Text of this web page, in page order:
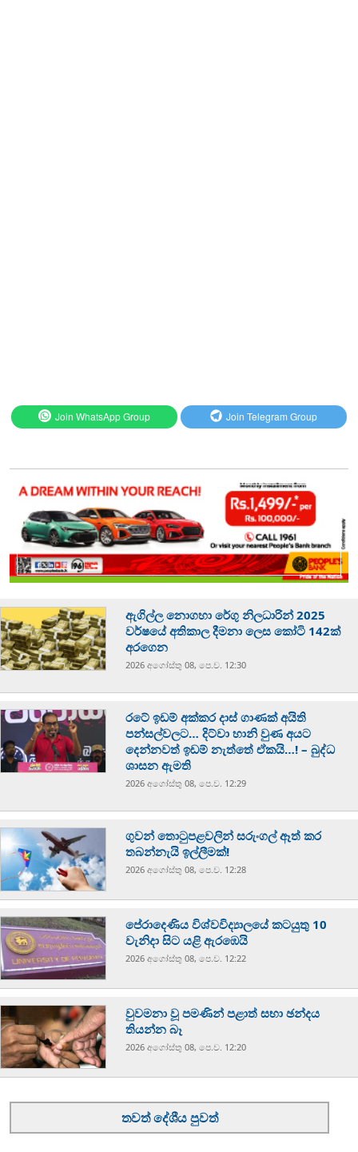
Join WhatsApp Group Join Telegram Group
ඇගිල්ල නොගහා රේගු නිලධාරින් 2025
වර්ෂයේ අතිකාල දීමනා ලෙස කෝටි 142ක්
අරගෙන
2026 අගෝස්‍තු 08, පෙ.ව. 12:30
රටේ ඉඩම් අක්කර දාස් ගාණක් අයිති
පන්සල්වලට… දිට්වා හානි වුණ අයට
දෙන්නවත් ඉඩම් නැත්තේ ඒකයි…! – බුද්ධ
ශාසන ඇමති
2026 අගෝස්‍තු 08, පෙ.ව. 12:29
ගුවන් තොටුපළවලින් සරුංගල් ඈත් කර
තබන්නැයි ඉල්ලීමක්!
2026 අගෝස්‍තු 08, පෙ.ව. 12:28
පේරාදෙණිය විශ්වවිද්‍යාලයේ කටයුතු 10
වැනිදා සිට යළි ඇරඹෙයි
2026 අගෝස්‍තු 08, පෙ.ව. 12:22
වුවමනා වූ පමණින් පළාත් සභා ඡන්දය
තියන්න බෑ
2026 අගෝස්‍තු 08, පෙ.ව. 12:20
තවත් දේශීය පුවත්